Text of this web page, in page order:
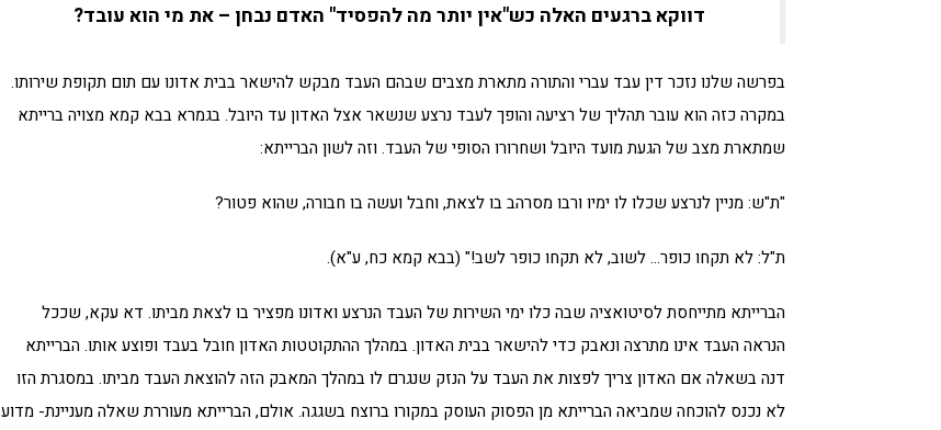
דווקא ברגעים האלה כש"אין יותר מה להפסיד" האדם נבחן – את מי הוא עובד?
בפרשה שלנו נזכר דין עבד עברי והתורה מתארת מצבים שבהם העבד מבקש להישאר בבית אדונו עם תום תקופת שירותו.
במקרה כזה הוא עובר תהליך של רציעה והופך לעבד נרצע שנשאר אצל האדון עד היובל. בגמרא בבא קמא מצויה ברייתא
שמתארת מצב של הגעת מועד היובל ושחרורו הסופי של העבד. וזה לשון הברייתא:
"ת"ש: מניין לנרצע שכלו לו ימיו ורבו מסרהב בו לצאת, וחבל ועשה בו חבורה, שהוא פטור?
ת"ל: לא תקחו כופר… לשוב, לא תקחו כופר לשב!" (בבא קמא כח, ע"א).
הברייתא מתייחסת לסיטואציה שבה כלו ימי השירות של העבד הנרצע ואדונו מפציר בו לצאת מביתו. דא עקא, שככל
הנראה העבד אינו מתרצה ונאבק כדי להישאר בבית האדון. במהלך ההתקוטטות האדון חובל בעבד ופוצע אותו. הברייתא
דנה בשאלה אם האדון צריך לפצות את העבד על הנזק שנגרם לו במהלך המאבק הזה להוצאת העבד מביתו. במסגרת הזו
לא נכנס להוכחה שמביאה הברייתא מן הפסוק העוסק במקורו ברוצח בשגגה. אולם, הברייתא מעוררת שאלה מעניינת- מדוע